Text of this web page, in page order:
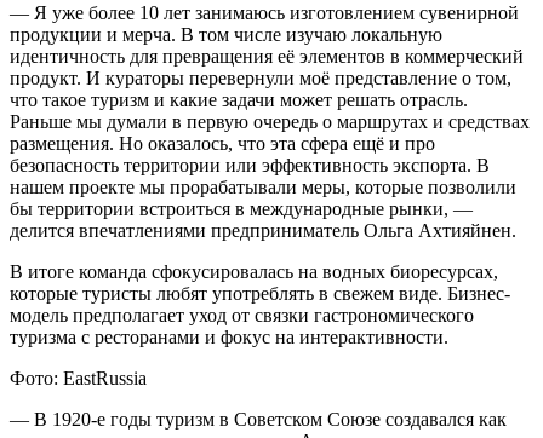
— Я уже более 10 лет занимаюсь изготовлением сувенирной
продукции и мерча. В том числе изучаю локальную
идентичность для превращения её элементов в коммерческий
продукт. И кураторы перевернули моё представление о том,
что такое туризм и какие задачи может решать отрасль.
Раньше мы думали в первую очередь о маршрутах и средствах
размещения. Но оказалось, что эта сфера ещё и про
безопасность территории или эффективность экспорта. В
нашем проекте мы прорабатывали меры, которые позволили
бы территории встроиться в международные рынки, —
делится впечатлениями предприниматель Ольга Ахтияйнен.
В итоге команда сфокусировалась на водных биоресурсах,
которые туристы любят употреблять в свежем виде. Бизнес-
модель предполагает уход от связки гастрономического
туризма с ресторанами и фокус на интерактивности.
Фото: EastRussia
— В 1920-е годы туризм в Советском Союзе создавался как